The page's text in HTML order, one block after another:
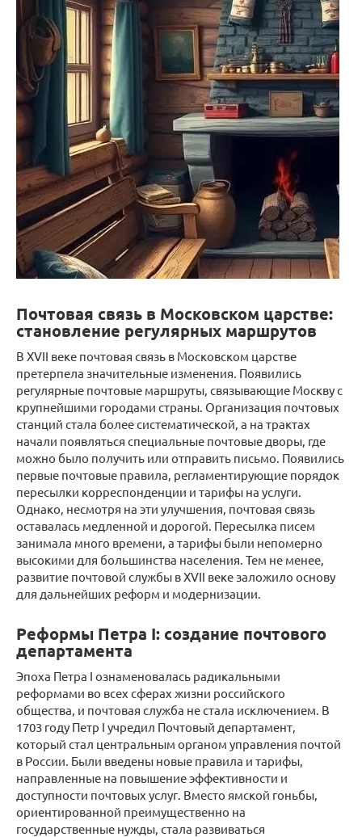
Почтовая связь в Московском царстве:
становление регулярных маршрутов
В XVII веке почтовая связь в Московском царстве
претерпела значительные изменения. Появились
регулярные почтовые маршруты, связывающие Москву с
крупнейшими городами страны. Организация почтовых
станций стала более систематической, а на трактах
начали появляться специальные почтовые дворы, где
можно было получить или отправить письмо. Появились
первые почтовые правила, регламентирующие порядок
пересылки корреспонденции и тарифы на услуги.
Однако, несмотря на эти улучшения, почтовая связь
оставалась медленной и дорогой. Пересылка писем
занимала много времени, а тарифы были непомерно
высокими для большинства населения. Тем не менее,
развитие почтовой службы в XVII веке заложило основу
для дальнейших реформ и модернизации.
Реформы Петра I: создание почтового
департамента
Эпоха Петра I ознаменовалась радикальными
реформами во всех сферах жизни российского
общества, и почтовая служба не стала исключением. В
1703 году Петр I учредил Почтовый департамент,
который стал центральным органом управления почтой
в России. Были введены новые правила и тарифы,
направленные на повышение эффективности и
доступности почтовых услуг. Вместо ямской гоньбы,
ориентированной преимущественно на
государственные нужды, стала развиваться